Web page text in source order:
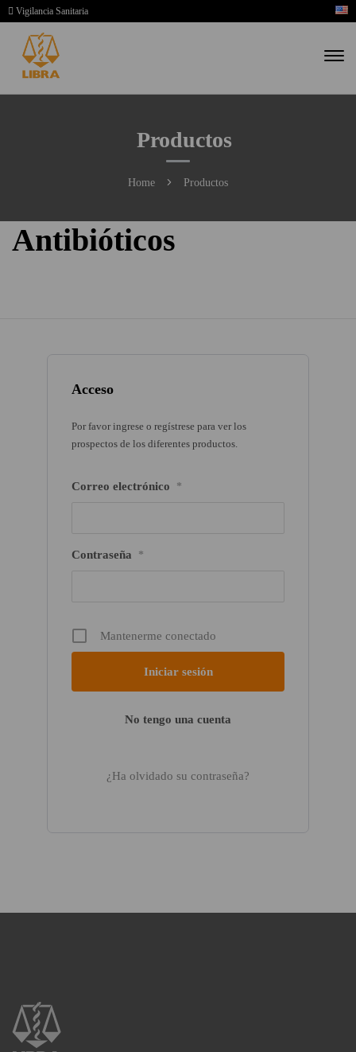
Vigilancia Sanitaria
Productos
Home Productos
Acceso
Por favor ingrese o regístrese para ver los
prospectos de los diferentes productos.
Correo electrónico *
Contraseña *
Mantenerme conectado
No tengo una cuenta
¿Ha olvidado su contraseña?
Antibióticos